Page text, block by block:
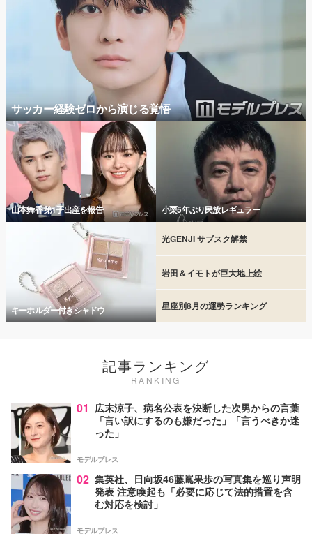
サッカー経験ゼロから演じる覚悟
山本舞香 第1子出産を報告 小栗5年ぶり民放レギュラー
キーホルダー付きシャドウ
光GENJI サブスク解禁
岩田＆イモトが巨大地上絵
星座別8月の運勢ランキング
記事ランキング
RANKING
01 広末涼子、病名公表を決断した次男からの言葉
「言い訳にするのも嫌だった」「言うべきか迷
った」
モデルプレス
02 集英社、日向坂46藤嶌果歩の写真集を巡り声明
発表 注意喚起も「必要に応じて法的措置を含
む対応を検討」
モデルプレス